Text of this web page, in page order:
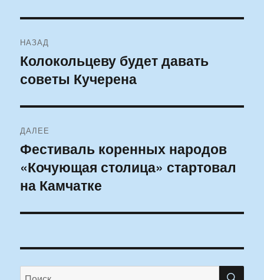
по
записям
НАЗАД
Предыдущая
запись:
Колокольцеву будет давать
советы Кучерена
ДАЛЕЕ
Следующая
запись:
Фестиваль коренных народов
«Кочующая столица» стартовал
на Камчатке
Искать: